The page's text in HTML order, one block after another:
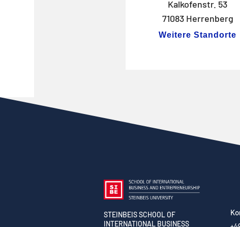
Kalkofenstr. 53
71083 Herrenberg
Weitere Standorte
STEINBEIS SCHOOL OF
INTERNATIONAL BUSINESS